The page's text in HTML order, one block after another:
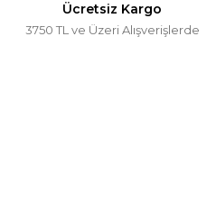
Ücretsiz Kargo
3750 TL ve Üzeri Alışverişlerde